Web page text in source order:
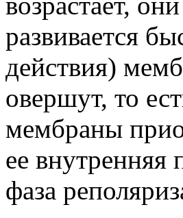
развивается
действия)
овершут, то
мембраны
ее внутренняя
фаза